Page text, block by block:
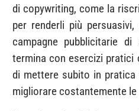
di copywriting, come la
per renderli più
campagne pubblicitarie
termina con esercizi
di mettere subito in
migliorare costantemente